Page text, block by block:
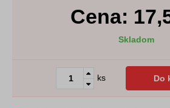
Cena:
Skladom
ks Do